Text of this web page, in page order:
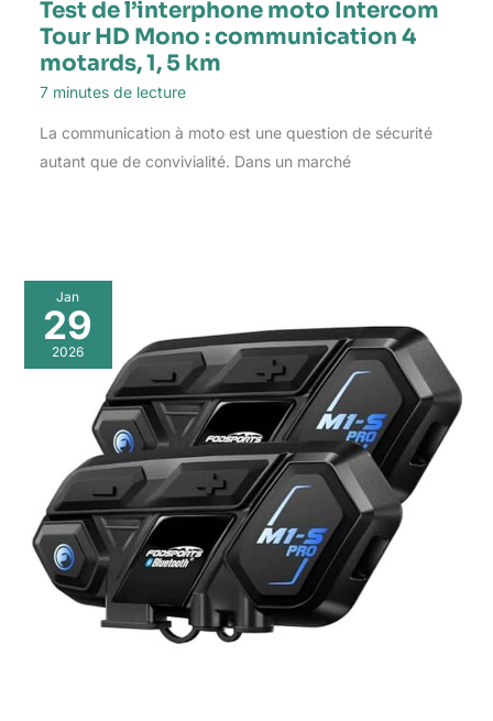
Test de l’interphone moto Intercom
Tour HD Mono : communication 4
motards, 1, 5 km
7 minutes de lecture
La communication à moto est une question de sécurité
autant que de convivialité. Dans un marché
Jan
29
2026